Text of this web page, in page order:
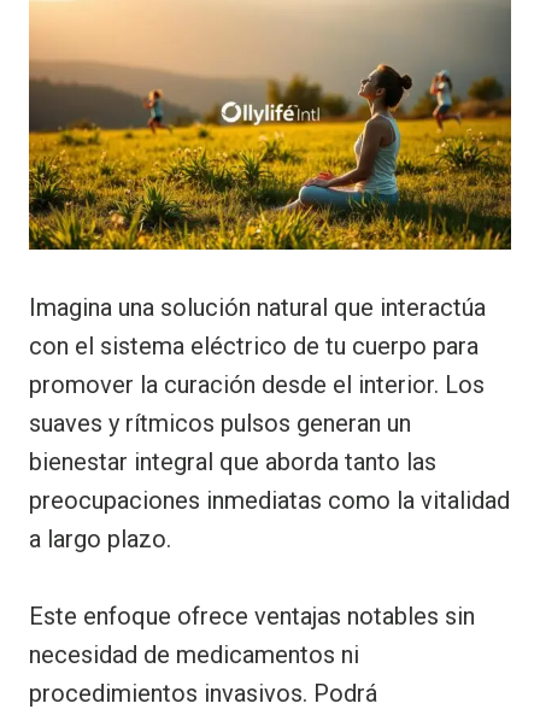
Imagina una solución natural que interactúa
con el sistema eléctrico de tu cuerpo para
promover la curación desde el interior. Los
suaves y rítmicos pulsos generan un
bienestar integral que aborda tanto las
preocupaciones inmediatas como la vitalidad
a largo plazo.
Este enfoque ofrece ventajas notables sin
necesidad de medicamentos ni
procedimientos invasivos. Podrá